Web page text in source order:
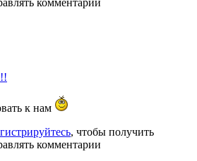
к нам
, чтобы получить
комментарии